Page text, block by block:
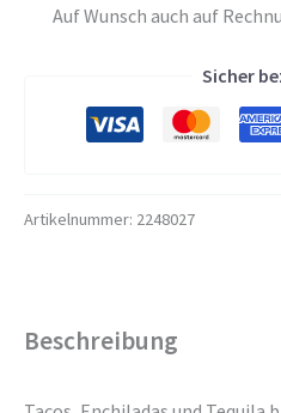
Mexico
Auf Wunsch auch auf
Sicher
Artikelnummer: 2248027
Beschreibung